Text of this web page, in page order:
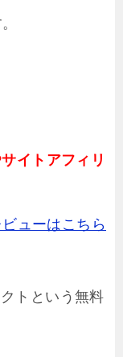
イトアフィリ
ューはこちら
トという無料